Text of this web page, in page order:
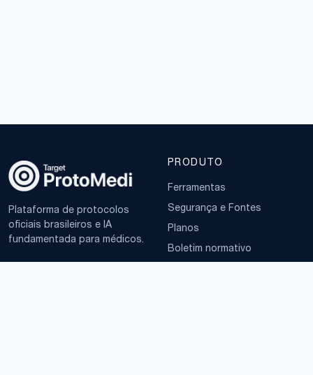
Plataforma de protocolos
oficiais brasileiros e IA
fundamentada para médicos.
PRODUTO
Ferramentas
Segurança e Fontes
Planos
Boletim normativo